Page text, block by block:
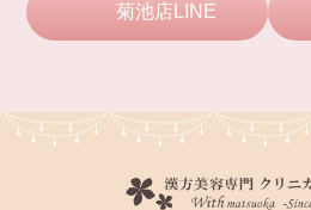
菊池店LINE